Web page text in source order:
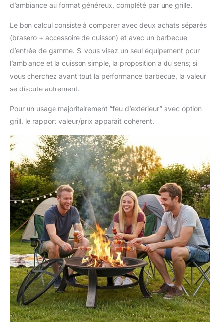
d’ambiance au format généreux, complété par une grille.
Le bon calcul consiste à comparer avec deux achats séparés
(brasero + accessoire de cuisson) et avec un barbecue
d’entrée de gamme. Si vous visez un seul équipement pour
l’ambiance et la cuisson simple, la proposition a du sens; si
vous cherchez avant tout la performance barbecue, la valeur
se discute autrement.
Pour un usage majoritairement “feu d’extérieur” avec option
grill, le rapport valeur/prix apparaît cohérent.